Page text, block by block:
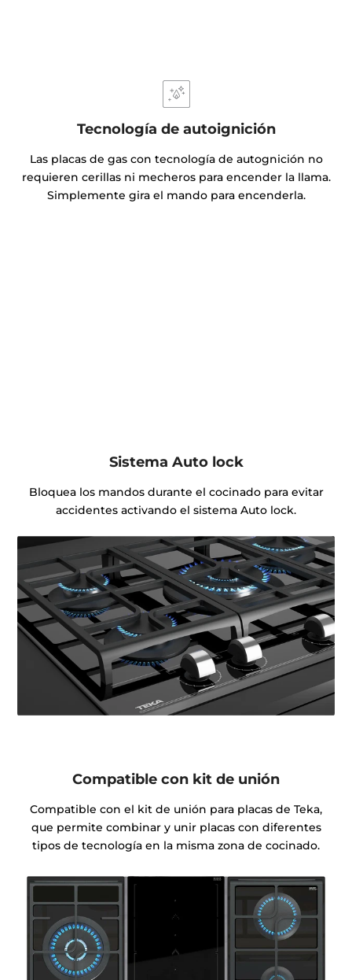
Tecnología de autoignición
Las placas de gas con tecnología de autognición no
requieren cerillas ni mecheros para encender la llama.
Simplemente gira el mando para encenderla.
Sistema Auto lock
Bloquea los mandos durante el cocinado para evitar
accidentes activando el sistema Auto lock.
Compatible con kit de unión
Compatible con el kit de unión para placas de Teka,
que permite combinar y unir placas con diferentes
tipos de tecnología en la misma zona de cocinado.